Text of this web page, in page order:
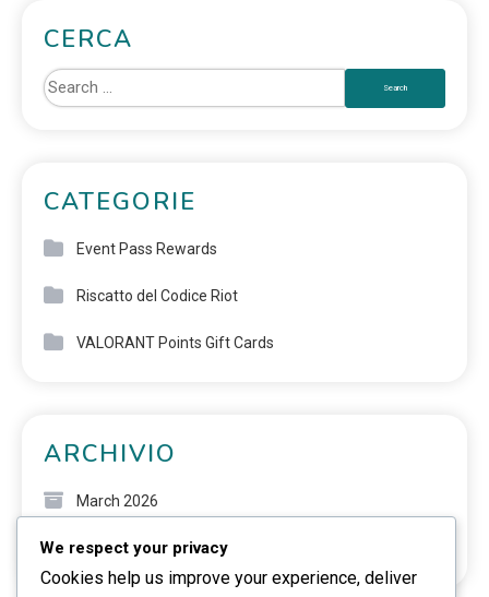
CERCA
CATEGORIE
Event Pass Rewards
Riscatto del Codice Riot
VALORANT Points Gift Cards
ARCHIVIO
March 2026
February 2026
We respect your privacy
Cookies help us improve your experience, deliver